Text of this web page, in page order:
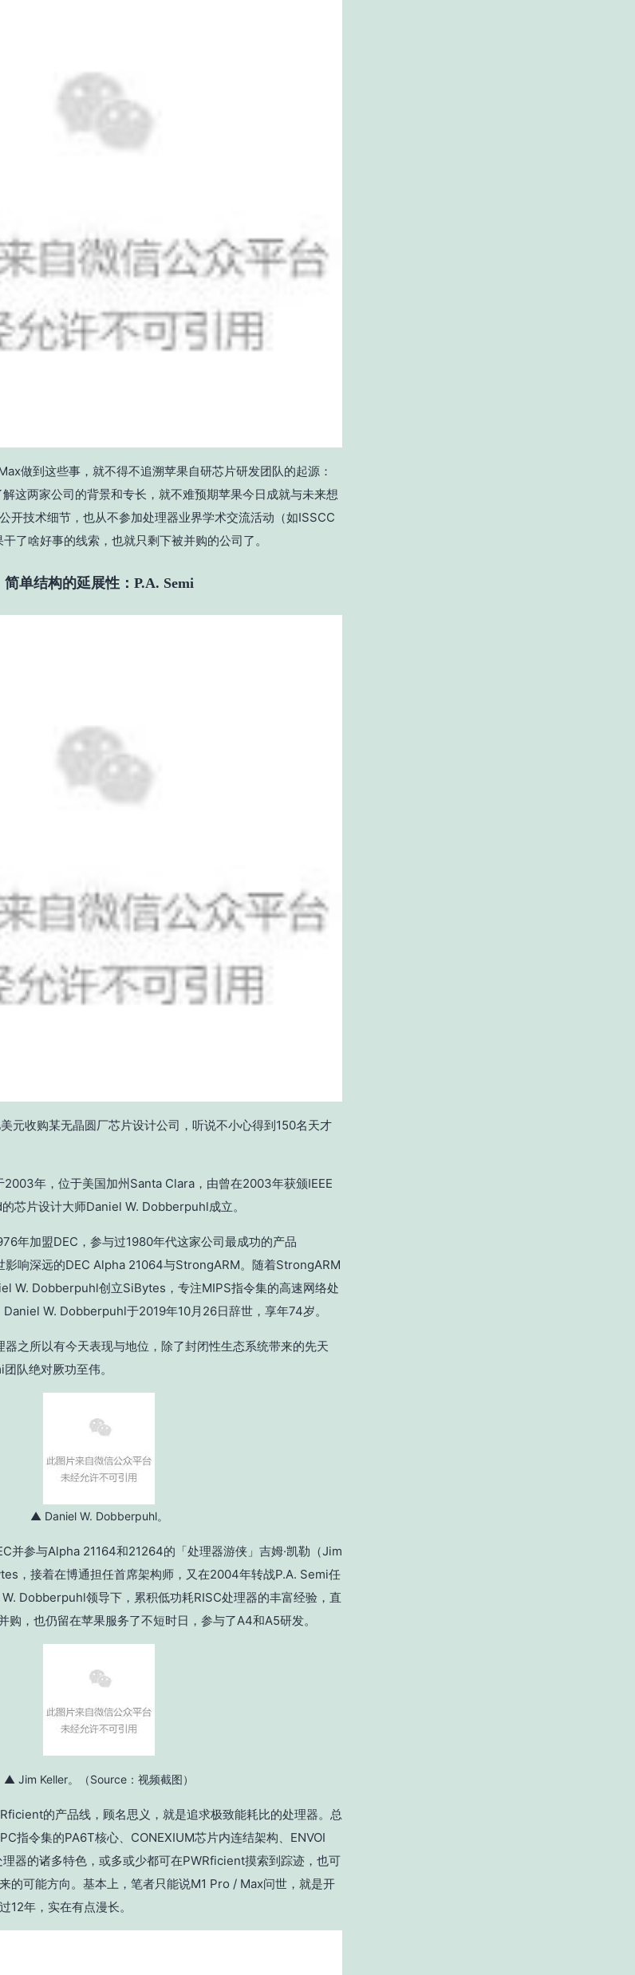
做到这些事，就不得不追溯苹果自研芯片研发团队的起源：
这两家公司的背景和专长，就不难预期苹果今日成就与未来想
开技术细节，也从不参加处理器业界学术交流活动（如ISSCC
了啥好事的线索，也就只剩下被并购的公司了。
简单结构的延展性：P.A. Semi
元收购某无晶圆厂芯片设计公司，听说不小心得到150名天才
年，位于美国加州Santa Clara，由曾在2003年获颁IEEE
芯片设计大师Daniel W. Dobberpuhl成立。
年加盟DEC，参与过1980年代这家公司最成功的产品
影响深远的DEC Alpha 21064与StrongARM。随着StrongARM
W. Dobberpuhl创立SiBytes，专注MIPS指令集的高速网络处
W. Dobberpuhl于2019年10月26日辞世，享年74岁。
之所以有今天表现与地位，除了封闭性生态系统带来的先天
队绝对厥功至伟。
▲ Daniel W. Dobberpuhl。
并参与Alpha 21164和21264的「处理器游侠」吉姆·凯勒（Jim
，接着在博通担任首席架构师，又在2004年转战P.A. Semi任
Dobberpuhl领导下，累积低功耗RISC处理器的丰富经验，直
购，也仍留在苹果服务了不短时日，参与了A4和A5研发。
▲ Jim Keller。（Source：视频截图）
的产品线，顾名思义，就是追求极致能耗比的处理器。总
指令集的PA6T核心、CONEXIUM芯片内连结架构、ENVOI
器的诸多特色，或多或少都可在PWRficient摸索到踪迹，也可
的可能方向。基本上，笔者只能说M1 Pro / Max问世，就是开
12年，实在有点漫长。